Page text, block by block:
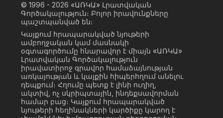
© 1996 - 2026 «ԱՌԿԱ» Լրատվական
Գործակալություն։ Բոլոր իրավունքները
պաշտպանված են։
Կայքում հրապարակված նյութերի
ամբողջական կամ մասնակի
օգտագործումը հնարավոր է միայն «ԱՌԿԱ»
Լրատվական Գործակալություն
իրավատիրոջ գրավոր համաձայնության
առկայության և կայքին հիպերհղում անելու
դեպքում։ Հղումը պետք է լինի ուղիղ,
ակտիվ, ոչ սկրիպտային, ինդեքսավորման
համար բաց։ Կայքում հրապարակված
նյութերի հեղինակների կարծիքը կարող է